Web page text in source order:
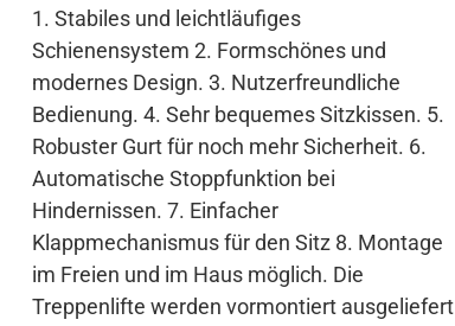
1. Stabiles und leichtläufiges
Schienensystem 2. Formschönes und
modernes Design. 3. Nutzerfreundliche
Bedienung. 4. Sehr bequemes Sitzkissen. 5.
Robuster Gurt für noch mehr Sicherheit. 6.
Automatische Stoppfunktion bei
Hindernissen. 7. Einfacher
Klappmechanismus für den Sitz 8. Montage
im Freien und im Haus möglich. Die
Treppenlifte werden vormontiert ausgeliefert